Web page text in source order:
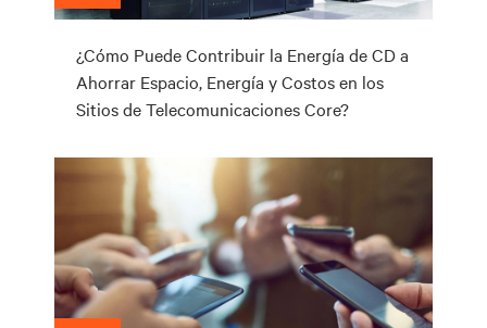
¿Cómo Puede Contribuir la Energía de CD a
Ahorrar Espacio, Energía y Costos en los
Sitios de Telecomunicaciones Core?